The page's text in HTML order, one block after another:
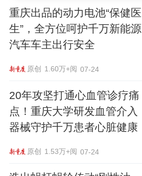
重庆出品的动力电池“保健医
生”，全方位呵护千万新能源
汽车车主出行安全
原创 1.60万+阅 07-24
20年攻坚打通心血管诊疗痛
点！重庆大学研发血管介入
器械守护千万患者心脏健康
原创 1.53万+阅 07-24